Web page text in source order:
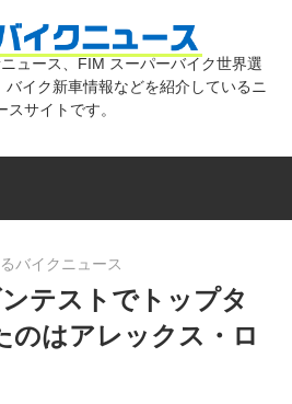
気
バ
ュース、FIM スーパーバイク世界選
イク新車情報などを紹介しているニ
スサイトです。
バイクニュース
テストでトップタ
のはアレックス・ロ